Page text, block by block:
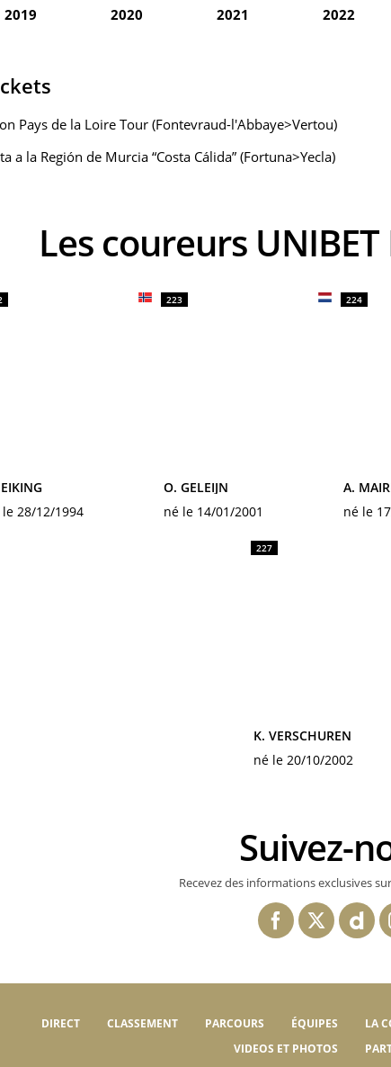
2019 2020 2021 2022
Pays de la Loire Tour (Fontevraud-l'Abbaye>Vertou)
a la Región de Murcia “Costa Cálida” (Fortuna>Yecla)
Les coureurs UNIBET
le 28/12/1994
223
O. GELEIJN
né le 14/01/2001
224
A.
né le
227
K. VERSCHUREN
né le 20/10/2002
Suivez-
Recevez des informations exclusives
DIRECT CLASSEMENT PARCOURS ÉQUIPES LA
VIDEOS ET PHOTOS